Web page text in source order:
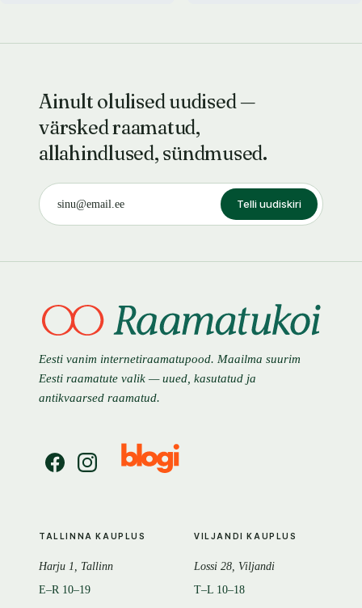
Ainult olulised uudised —
värsked raamatud,
allahindlused, sündmused.
Telli uudiskiri
Eesti vanim internetiraamatupood. Maailma suurim
Eesti raamatute valik — uued, kasutatud ja
antikvaarsed raamatud.
TALLINNA KAUPLUS
Harju 1, Tallinn
E–R 10–19
VILJANDI KAUPLUS
Lossi 28, Viljandi
T–L 10–18